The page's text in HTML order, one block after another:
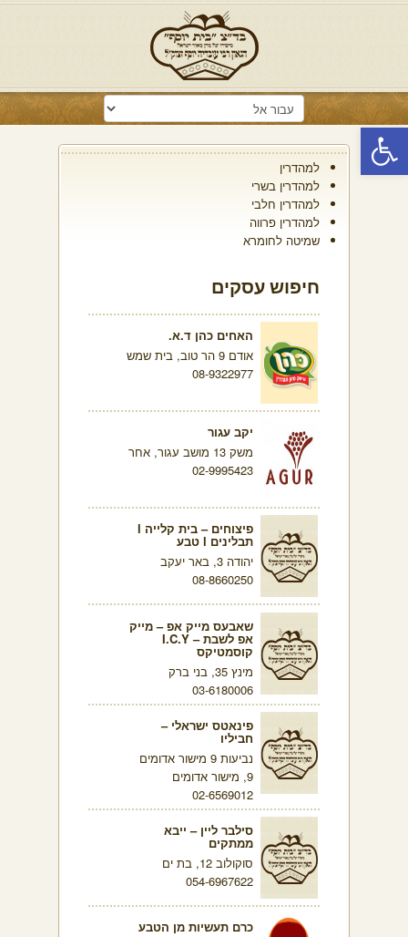
פתח סרגל נגישות
למהדרין
למהדרין בשרי
למהדרין חלבי
למהדרין פרווה
שמיטה לחומרא
חיפוש עסקים
האחים כהן ד.א.
אודם 9 הר טוב, בית שמש
08-9322977
יקב עגור
משק 13 מושב עגור, אחר
02-9995423
פיצוחים – בית קלייה l
תבלינים l טבע
יהודה 3, באר יעקב
08-8660250
שאבעס מייק אפ – מייק
אפ לשבת – I.C.Y
קוסמטיקס
מינץ 35, בני ברק
03-6180006
פינאטס ישראלי –
חביליו
נביעות 9 מישור אדומים
9, מישור אדומים
02-6569012
סילבר ליין – ייבא
ממתקים
סוקולוב 12, בת ים
054-6967622
כרם תעשיות מן הטבע